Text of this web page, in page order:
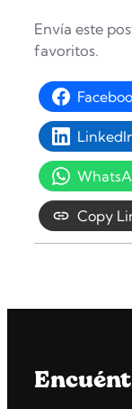
Envía este
favoritos.
Copy